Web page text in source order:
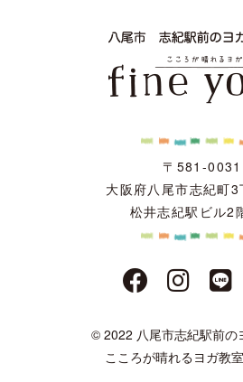
〒581-0031
大阪府八尾市志紀町
松井志紀駅ビル2
© 2022 八尾市志紀駅前の
こころが晴れるヨガ教